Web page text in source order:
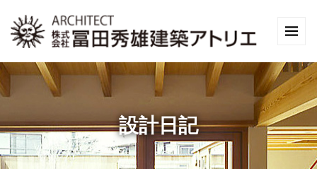
設計日記